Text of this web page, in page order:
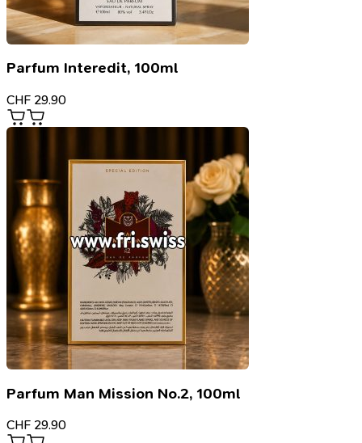
Parfum Interedit, 100ml
CHF 29.90
Parfum Man Mission No.2, 100ml
CHF 29.90